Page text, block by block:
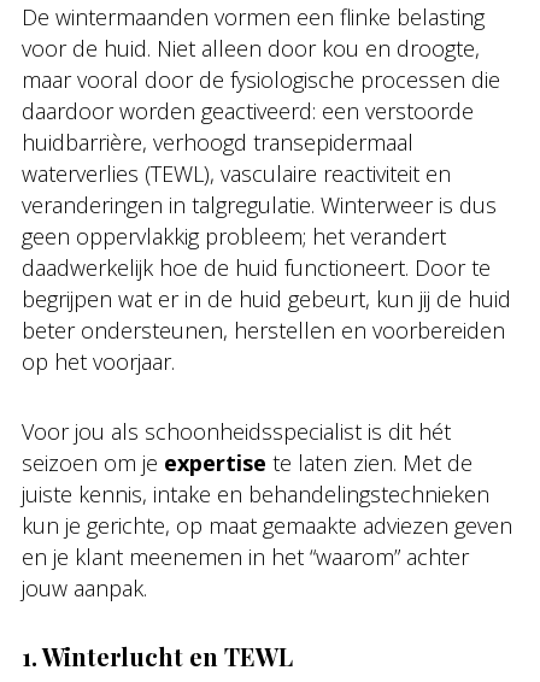
De wintermaanden vormen een flinke belasting
voor de huid. Niet alleen door kou en droogte,
maar vooral door de fysiologische processen die
daardoor worden geactiveerd: een verstoorde
huidbarrière, verhoogd transepidermaal
waterverlies (TEWL), vasculaire reactiviteit en
veranderingen in talgregulatie. Winterweer is dus
geen oppervlakkig probleem; het verandert
daadwerkelijk hoe de huid functioneert. Door te
begrijpen wat er in de huid gebeurt, kun jij de huid
beter ondersteunen, herstellen en voorbereiden
op het voorjaar.
Voor jou als schoonheidsspecialist is dit hét
seizoen om je expertise te laten zien. Met de
juiste kennis, intake en behandelingstechnieken
kun je gerichte, op maat gemaakte adviezen geven
en je klant meenemen in het “waarom” achter
jouw aanpak.
1. Winterlucht en TEWL